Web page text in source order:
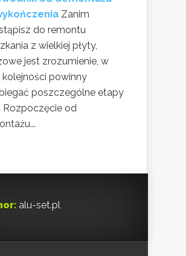
Zanim
do remontu
z wielkiej płyty,
jest zrozumienie, w
kolejności powinny
poszczególne etapy
Rozpoczęcie od
alu-set.pl